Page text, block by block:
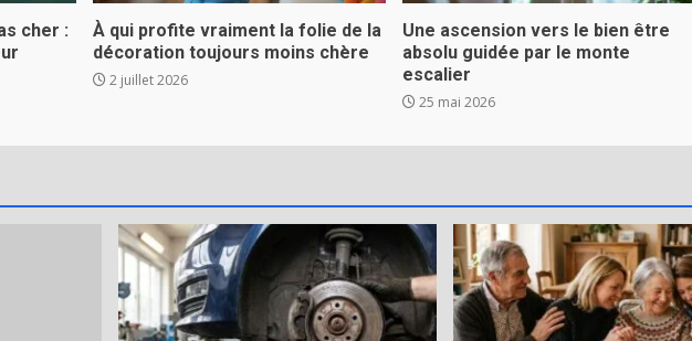
cher :
À qui profite vraiment la folie de la
décoration toujours moins chère
2 juillet 2026
Une ascension vers le bien être
absolu guidée par le monte
escalier
25 mai 2026